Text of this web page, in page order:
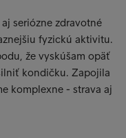
seriózne zdravotné
fyzickú aktivitu.
že vyskúšam opäť
kondičku. Zapojila
komplexne - strava aj